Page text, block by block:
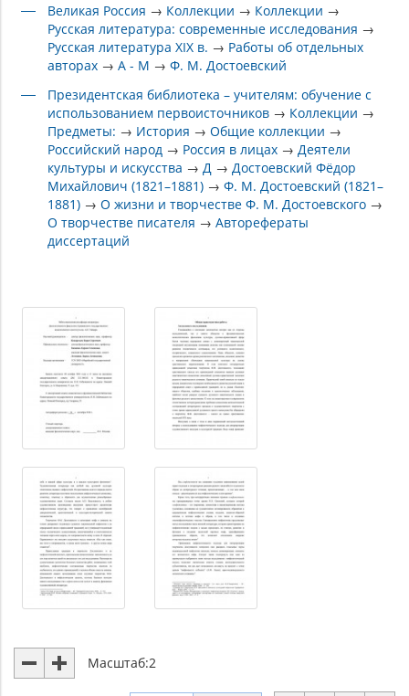
Великая Россия → Коллекции → Коллекции →
Русская литература: современные исследования →
Русская литература XIX в. → Работы об отдельных
авторах →А - М →Ф. М. Достоевский
Президентская библиотека – учителям: обучение с
использованием первоисточников → Коллекции →
Предметы: → История →Общие коллекции →
Российский народ → Россия в лицах →Деятели
культуры и искусства →Д →Достоевский Фёдор
Михайлович (1821–1881) →Ф. М. Достоевский (1821–
1881) →О жизни и творчестве Ф. М. Достоевского →
О творчестве писателя →Авторефераты
диссертаций
Масштаб:2